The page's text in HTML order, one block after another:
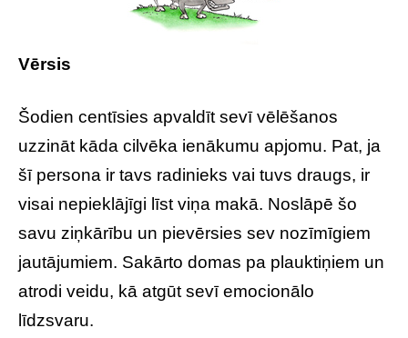
Vērsis
Šodien centīsies apvaldīt sevī vēlēšanos
uzzināt kāda cilvēka ienākumu apjomu. Pat, ja
šī persona ir tavs radinieks vai tuvs draugs, ir
visai nepieklājīgi līst viņa makā. Noslāpē šo
savu ziņkārību un pievērsies sev nozīmīgiem
jautājumiem. Sakārto domas pa plauktiņiem un
atrodi veidu, kā atgūt sevī emocionālo
līdzsvaru.